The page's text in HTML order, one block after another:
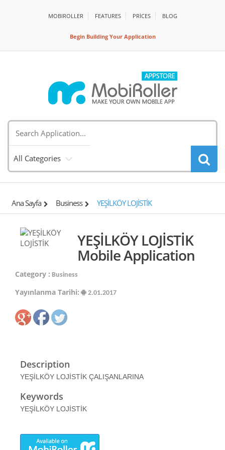
MOBIROLLER FEATURES PRİCES BLOG
Begin Building Your Application
All Categories
Ana Sayfa Business YEŞİLKÖY LOJİSTİK
YEŞİLKÖY LOJİSTİK
Mobile Application
Category : Business
Yayınlanma Tarihi: 2.01.2017
Description
YEŞİLKÖY LOJİSTİK ÇALIŞANLARINA
Keywords
YEŞİLKÖY LOJİSTİK